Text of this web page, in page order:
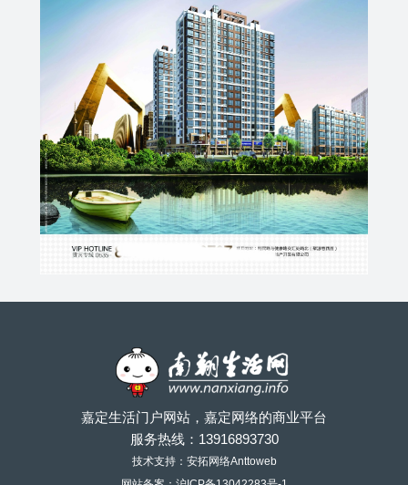
嘉定生活门户网站，嘉定网络的商业平台
服务热线： 13916893730
技术支持：安拓网络Anttoweb